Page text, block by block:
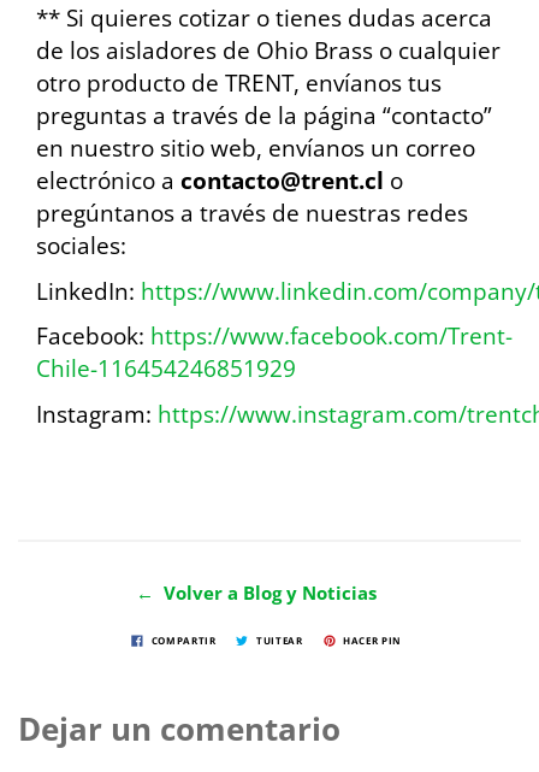
** Si quieres cotizar o tienes dudas acerca
de los aisladores de Ohio Brass o cualquier
otro producto de TRENT, envíanos tus
preguntas a través de la página “contacto”
en nuestro sitio web, envíanos un correo
electrónico a contacto@trent.cl o
pregúntanos a través de nuestras redes
sociales:
LinkedIn: https://www.linkedin.com/
Facebook: https://www.facebook.com/Trent-
Chile-116454246851929
Instagram: https://www.instagram.com/
← Volver a Blog y Noticias
COMPARTIR TUITEAR HACER PIN
Dejar un comentario